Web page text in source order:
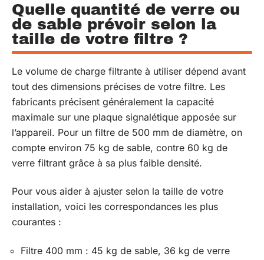
Quelle quantité de verre ou
de sable prévoir selon la
taille de votre filtre ?
Le volume de charge filtrante à utiliser dépend avant
tout des dimensions précises de votre filtre. Les
fabricants précisent généralement la capacité
maximale sur une plaque signalétique apposée sur
l’appareil. Pour un filtre de 500 mm de diamètre, on
compte environ 75 kg de sable, contre 60 kg de
verre filtrant grâce à sa plus faible densité.
Pour vous aider à ajuster selon la taille de votre
installation, voici les correspondances les plus
courantes :
Filtre 400 mm : 45 kg de sable, 36 kg de verre